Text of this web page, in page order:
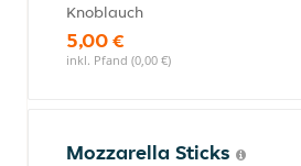
Knoblauch
5,00 €
inkl. Pfand (0,00 €)
Mozzarella Sticks